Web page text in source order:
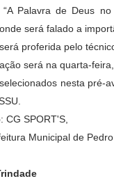
“A Palavra de Deus
será falado a
proferida pelo
será na quarta-
nesta pré-
CG SPORT'S,
Municipal de